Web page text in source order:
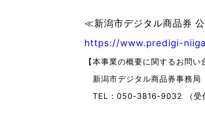
≪新潟市デジタル商品券
https://www.predigi-
【本事業の概要に関するお問い
新潟市デジタル商品券事務局
TEL：050-3816-9032 （受